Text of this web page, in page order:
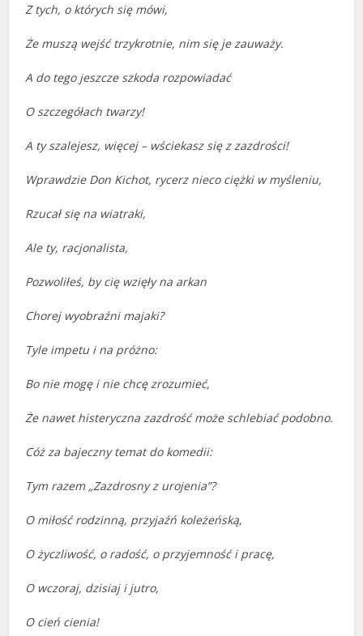
Z tych, o których się mówi,
Że muszą wejść trzykrotnie, nim się je zauważy.
A do tego jeszcze szkoda rozpowiadać
O szczegółach twarzy!
A ty szalejesz, więcej – wściekasz się z zazdrości!
Wprawdzie Don Kichot, rycerz nieco ciężki w myśleniu,
Rzucał się na wiatraki,
Ale ty, racjonalista,
Pozwoliłeś, by cię wzięły na arkan
Chorej wyobraźni majaki?
Tyle impetu i na próżno:
Bo nie mogę i nie chcę zrozumieć,
Że nawet histeryczna zazdrość może schlebiać podobno.
Cóż za bajeczny temat do komedii:
Tym razem „Zazdrosny z urojenia”?
O miłość rodzinną, przyjaźń koleżeńską,
O życzliwość, o radość, o przyjemność i pracę,
O wczoraj, dzisiaj i jutro,
O cień cienia!